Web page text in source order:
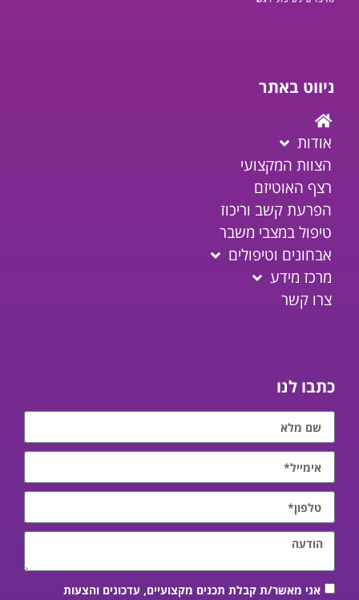
ניווט באתר
אודות
הצוות המקצועי
רצף האוטיזם
הפרעת קשב וריכוז
טיפול במצבי משבר
אבחונים וטיפולים
מרכז מידע
צרו קשר
כתבו לנו
אני מאשר/ת קבלת תכנים מקצועיים, עדכונים והצעות